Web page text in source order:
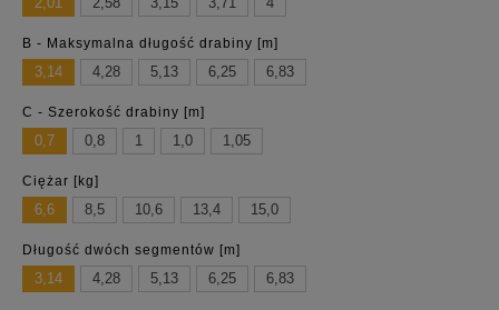
B - Maksymalna długość drabiny [m]
3,14 4,28 5,13 6,25 6,83
C - Szerokość drabiny [m]
0,7 0,8 1 1,0 1,05
Ciężar [kg]
6,6 8,5 10,6 13,4 15,0
Długość dwóch segmentów [m]
3,14 4,28 5,13 6,25 6,83